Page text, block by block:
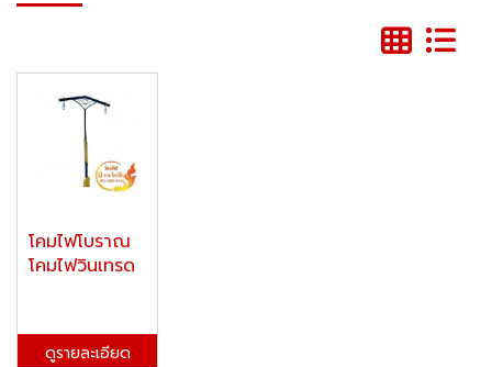
โคมไฟโบราณ
โคมไฟวินเทรด
ดูรายละเอียด